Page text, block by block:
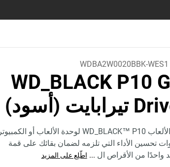
WDBA2W0020BBK-WES1
WD_BLACK P10
يوفر محرك الألعاب WD_BLACK™ P10 لوحدة الألعاب أو الكمبيوتر
تحسين الأداء التي تلزمه لضمان بقائك على قمة
واحدًا من الأقراص ال ... اطّلِع على المزيد